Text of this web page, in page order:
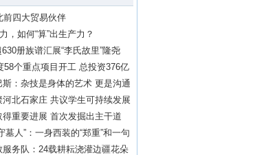
前四大贸易伙伴
，如何“算”出生产力？
册族谱汇展“李氏故里”隆尧
58个重点项目开工 总投资376亿
：杂技是身体的艺术 更是沟通
北石家庄 共议学生可持续发展
重要进展 首次发掘出主干道
墓人”：一身西装的“郑重”和一句
务队：24载耕耘浇灌边疆花朵